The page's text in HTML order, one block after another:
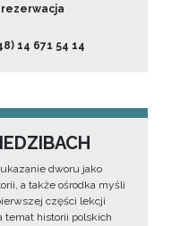
14 671 54 14
dworu jako
a także ośrodka myśli
części lekcji
temat historii polskich